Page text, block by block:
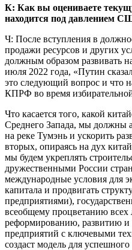
К: Как вы оцениваете
находится под давлением
Ч: После вступления в
продажи ресурсов и других
должным образом развивать
июля 2022 года, «Путин
это следующий вопрос и что
КПРФ во время
Что касается того, какой
Среднего Запада, мы должны
на реке Тумэнь и ускорить
вторых, опираясь на дух
мы будем укреплять
дружественными России
международные условия для
капитала и продвигать
предприятиями),
всеобщему процветанию
реформированию, развитию и
предприятий с ключевыми
создаст модель для